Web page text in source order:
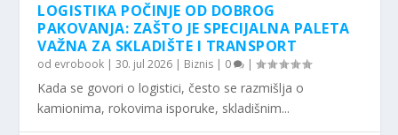
LOGISTIKA POČINJE OD DOBROG
PAKOVANJA: ZAŠTO JE SPECIJALNA PALETA
VAŽNA ZA SKLADIŠTE I TRANSPORT
od evrobook |30. jul 2026 | Biznis | 0 |
Kada se govori o logistici, često se razmišlja o
kamionima, rokovima isporuke, skladišnim...